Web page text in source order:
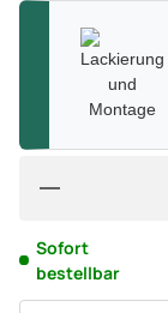
Sofort
bestellbar